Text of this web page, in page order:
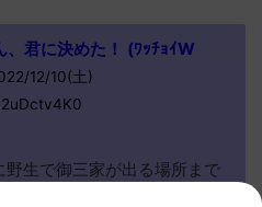
、君に決めた！ (ﾜｯﾁｮｲW
12/10(土)
野生で御三家が出る場所まで